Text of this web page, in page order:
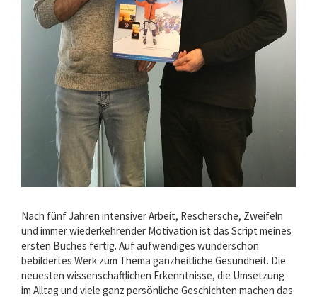
Nach fünf Jahren intensiver Arbeit, Reschersche, Zweifeln
und immer wiederkehrender Motivation ist das Script meines
ersten Buches fertig. Auf aufwendiges wunderschön
bebildertes Werk zum Thema ganzheitliche Gesundheit. Die
neuesten wissenschaftlichen Erkenntnisse, die Umsetzung
im Alltag und viele ganz persönliche Geschichten machen das